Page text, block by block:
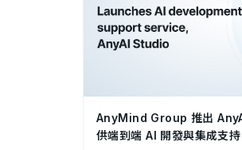
AnyMind Group 推出
供端到端 AI 開發與集成支持